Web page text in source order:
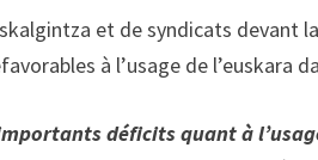
et de syndicats devant
à l’usage de l’euskara
déficits quant à